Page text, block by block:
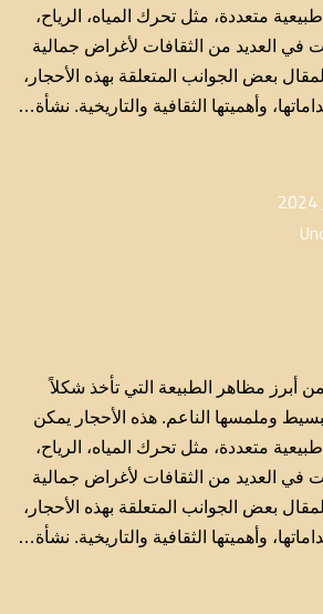
متعددة، مثل تحرك المياه، الرياح،
في العديد من الثقافات لأغراض جمالية
بعض الجوانب المتعلقة بهذه الأحجار،
وأهميتها الثقافية والتاريخية. نشأة…
من أبرز مظاهر الطبيعة التي تأخذ شكلاً
وملمسها الناعم. هذه الأحجار يمكن
متعددة، مثل تحرك المياه، الرياح،
في العديد من الثقافات لأغراض جمالية
بعض الجوانب المتعلقة بهذه الأحجار،
وأهميتها الثقافية والتاريخية. نشأة…